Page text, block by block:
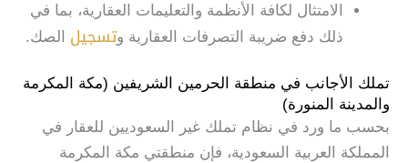
الامتثال لكافة الأنظمة والتعليمات العقارية، بما في
ذلك دفع ضريبة التصرفات العقارية وتسجيل الصك.
تملك الأجانب في منطقة الحرمين الشريفين (مكة المكرمة
والمدينة المنورة)
بحسب ما ورد في نظام تملك غير السعوديين للعقار في
المملكة العربية السعودية، فإن منطقتي مكة المكرمة